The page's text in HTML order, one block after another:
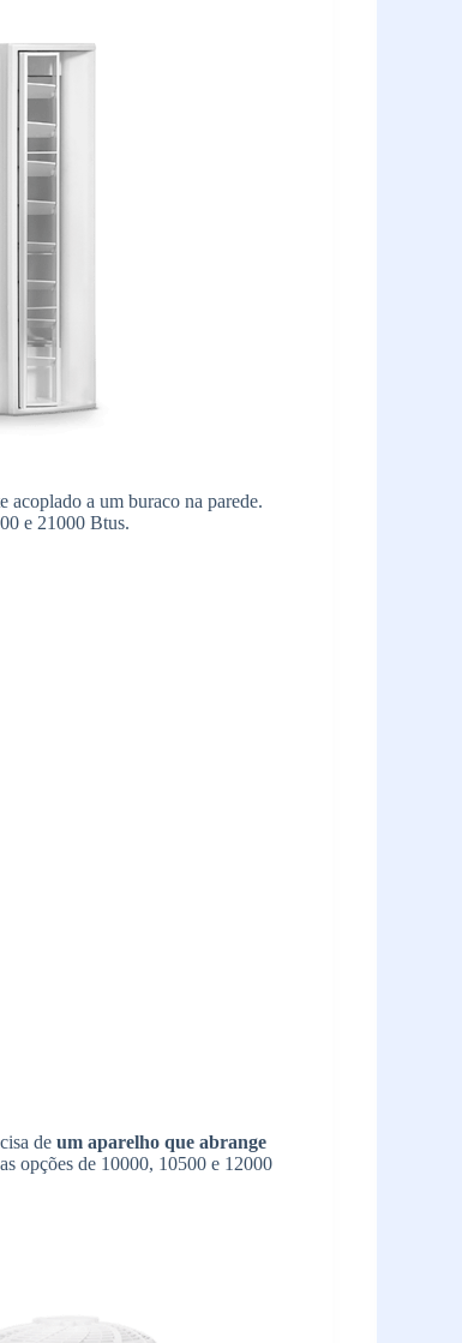
acoplado a um buraco na parede.
e 21000 Btus.
de um aparelho que abrange
opções de 10000, 10500 e 12000